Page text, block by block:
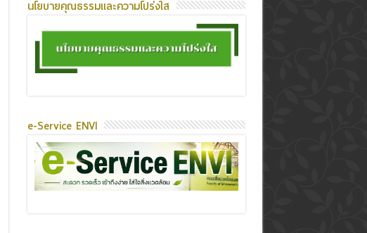
นโยบายคุณธรรมและความโปร่งใส
e-Service ENVI